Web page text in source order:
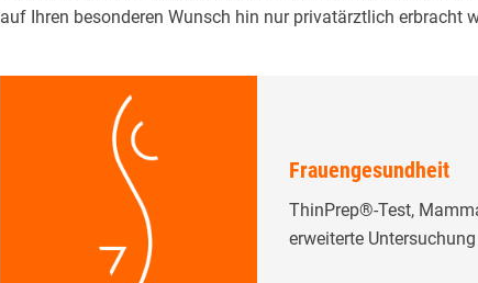
auf Ihren besonderen Wunsch hin nur privatärztlich erbracht
Frauengesundheit
ThinPrep®-Test,
erweiterte